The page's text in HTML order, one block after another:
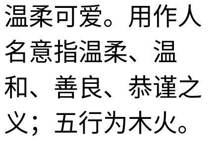
温柔可爱。用作人
名意指温柔、温
和、善良、恭谨之
义；五行为木火。